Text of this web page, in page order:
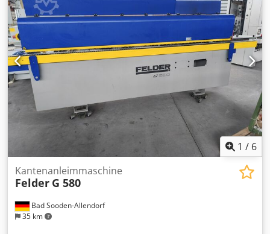
1 / 6
Bad Sooden-Allendorf
35 km
Kantenanleimmaschine
Felder G 580